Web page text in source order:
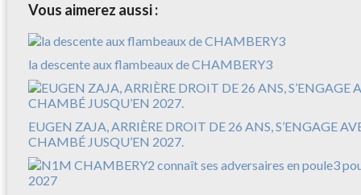
Vous aimerez aussi :
la descente aux flambeaux de CHAMBERY3
EUGEN ZAJA, ARRIÈRE DROIT DE 26 ANS, S’ENGAGE
CHAMBÉ JUSQU’EN 2027.